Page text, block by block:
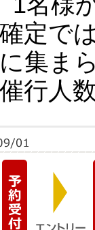
定で
集ま
行人